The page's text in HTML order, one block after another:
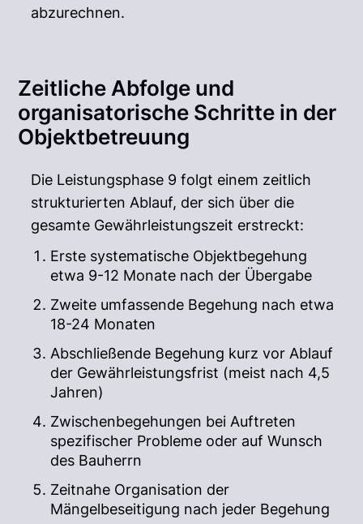
abzurechnen.
Zeitliche Abfolge und
organisatorische Schritte in der
Objektbetreuung
Die Leistungsphase 9 folgt einem zeitlich
strukturierten Ablauf, der sich über die
gesamte Gewährleistungszeit erstreckt:
Erste systematische Objektbegehung
etwa 9-12 Monate nach der Übergabe
Zweite umfassende Begehung nach etwa
18-24 Monaten
Abschließende Begehung kurz vor Ablauf
der Gewährleistungsfrist (meist nach 4,5
Jahren)
Zwischenbegehungen bei Auftreten
spezifischer Probleme oder auf Wunsch
des Bauherrn
Zeitnahe Organisation der
Mängelbeseitigung nach jeder Begehung